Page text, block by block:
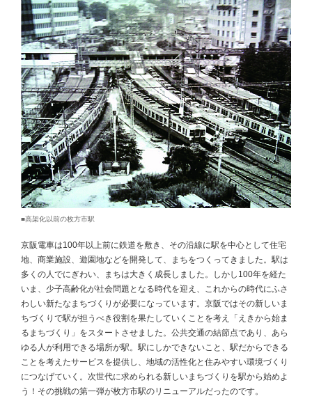
■高架化以前の枚方市駅
京阪電車は100年以上前に鉄道を敷き、その沿線に駅を中心として住宅
地、商業施設、遊園地などを開発して、まちをつくってきました。駅は
多くの人でにぎわい、まちは大きく成長しました。しかし100年を経た
いま、少子高齢化が社会問題となる時代を迎え、これからの時代にふさ
わしい新たなまちづくりが必要になっています。京阪ではその新しいま
ちづくりで駅が担うべき役割を果たしていくことを考え「えきから始ま
るまちづくり」をスタートさせました。公共交通の結節点であり、あら
ゆる人が利用できる場所が駅。駅にしかできないこと、駅だからできる
ことを考えたサービスを提供し、地域の活性化と住みやすい環境づくり
につなげていく。次世代に求められる新しいまちづくりを駅から始めよ
う！その挑戦の第一弾が枚方市駅のリニューアルだったのです。